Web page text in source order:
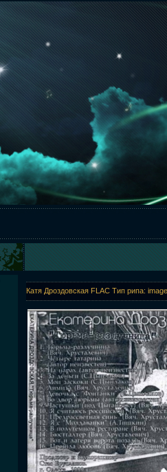
Катя Дроздовская FLAC Тип рипа: